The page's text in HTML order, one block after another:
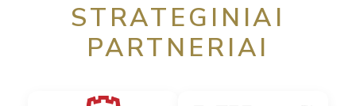
STRATEGINIAI
PARTNERIAI